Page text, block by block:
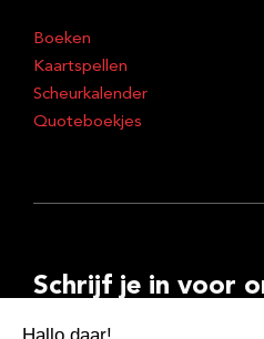
Boeken
Kaartspellen
Scheurkalender
Quoteboekjes
Schrijf je in voor